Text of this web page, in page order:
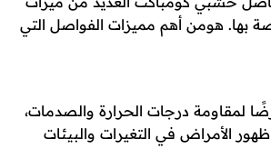
بها. هومن أهم مميزات الفواصل التي
لمقاومة درجات الحرارة والصدمات،
الأمراض في التغيرات والبيئات